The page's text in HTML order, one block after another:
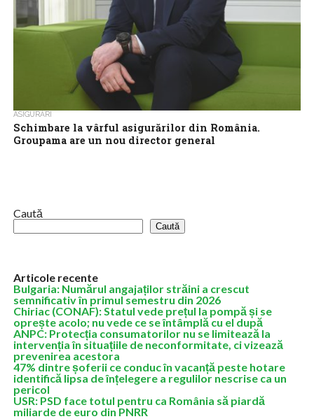
ASIGURĂRI
Schimbare la vârful asigurărilor din România.
Groupama are un nou director general
Caută
Caută
Articole recente
Bulgaria: Numărul angajaților străini a crescut
semnificativ în primul semestru din 2026
Chiriac (CONAF): Statul vede prețul la pompă și se
oprește acolo; nu vede ce se întâmplă cu el după
ANPC: Protecția consumatorilor nu se limitează la
intervenția în situațiile de neconformitate, ci vizează
prevenirea acestora
47% dintre șoferii ce conduc în vacanță peste hotare
identifică lipsa de înțelegere a regulilor nescrise ca un
pericol
USR: PSD face totul pentru ca România să piardă
miliarde de euro din PNRR